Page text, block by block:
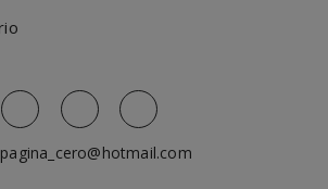
pagina_cero@hotmail.com